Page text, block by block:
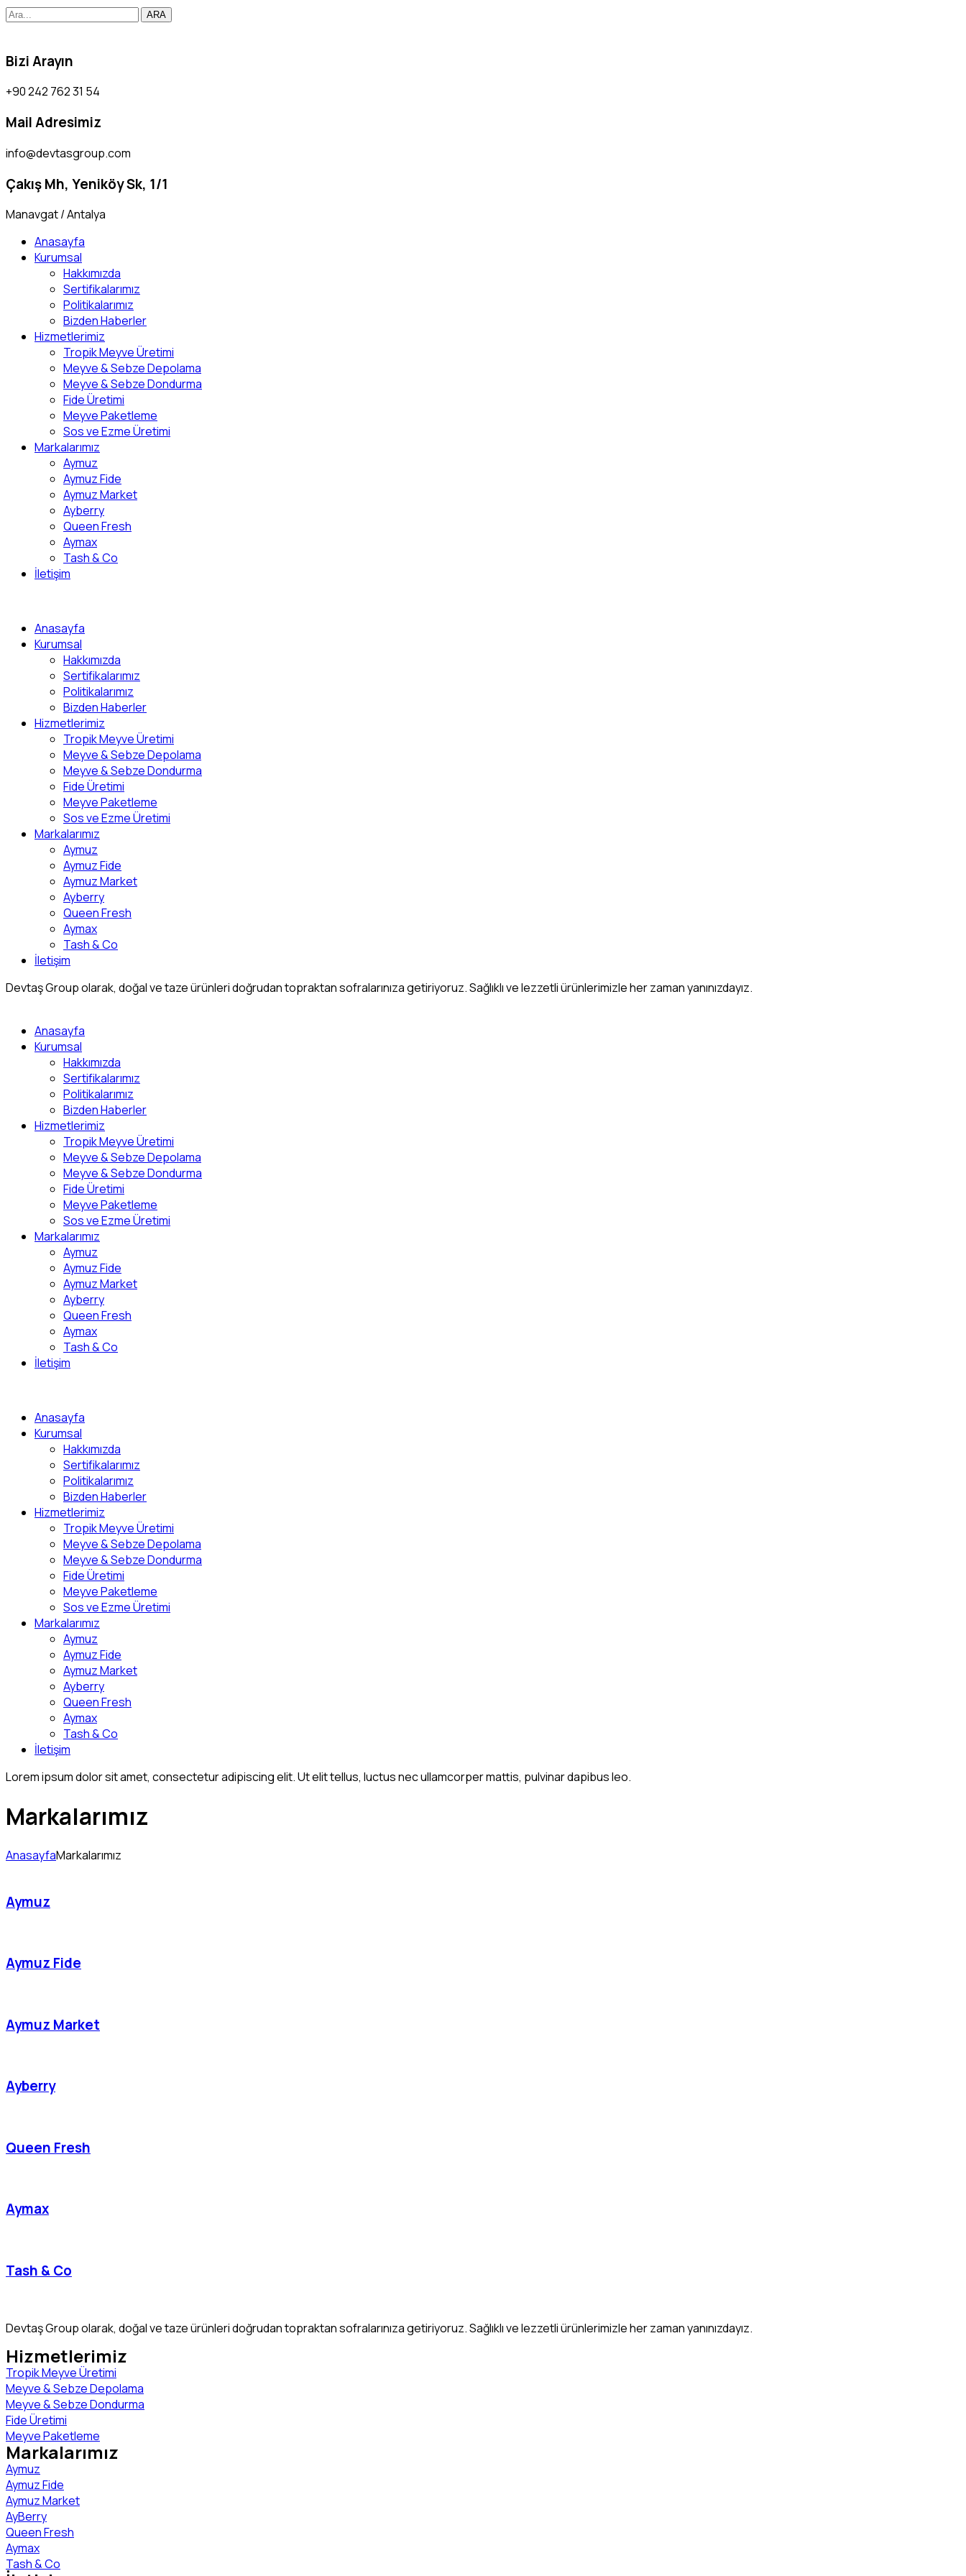
ARA
Bizi Arayın
+90 242 762 31 54
Mail Adresimiz
info@devtasgroup.com
Çakış Mh, Yeniköy Sk, 1/1
Manavgat / Antalya
Anasayfa
Kurumsal
Hakkımızda
Sertifikalarımız
Politikalarımız
Bizden Haberler
Hizmetlerimiz
Tropik Meyve Üretimi
Meyve & Sebze Depolama
Meyve & Sebze Dondurma
Fide Üretimi
Meyve Paketleme
Sos ve Ezme Üretimi
Markalarımız
Aymuz
Aymuz Fide
Aymuz Market
Ayberry
Queen Fresh
Aymax
Tash & Co
İletişim
Anasayfa
Kurumsal
Hakkımızda
Sertifikalarımız
Politikalarımız
Bizden Haberler
Hizmetlerimiz
Tropik Meyve Üretimi
Meyve & Sebze Depolama
Meyve & Sebze Dondurma
Fide Üretimi
Meyve Paketleme
Sos ve Ezme Üretimi
Markalarımız
Aymuz
Aymuz Fide
Aymuz Market
Ayberry
Queen Fresh
Aymax
Tash & Co
İletişim
Devtaş Group olarak, doğal ve taze ürünleri doğrudan topraktan sofralarınıza getiriyoruz. Sağlıklı ve lezzetli ürünlerimizle her zaman yanınızdayız.
Anasayfa
Kurumsal
Hakkımızda
Sertifikalarımız
Politikalarımız
Bizden Haberler
Hizmetlerimiz
Tropik Meyve Üretimi
Meyve & Sebze Depolama
Meyve & Sebze Dondurma
Fide Üretimi
Meyve Paketleme
Sos ve Ezme Üretimi
Markalarımız
Aymuz
Aymuz Fide
Aymuz Market
Ayberry
Queen Fresh
Aymax
Tash & Co
İletişim
Anasayfa
Kurumsal
Hakkımızda
Sertifikalarımız
Politikalarımız
Bizden Haberler
Hizmetlerimiz
Tropik Meyve Üretimi
Meyve & Sebze Depolama
Meyve & Sebze Dondurma
Fide Üretimi
Meyve Paketleme
Sos ve Ezme Üretimi
Markalarımız
Aymuz
Aymuz Fide
Aymuz Market
Ayberry
Queen Fresh
Aymax
Tash & Co
İletişim
Lorem ipsum dolor sit amet, consectetur adipiscing elit. Ut elit tellus, luctus nec ullamcorper mattis, pulvinar dapibus leo.
Markalarımız
AnasayfaMarkalarımız
Aymuz
Aymuz Fide
Aymuz Market
Ayberry
Queen Fresh
Aymax
Tash & Co
Devtaş Group olarak, doğal ve taze ürünleri doğrudan topraktan sofralarınıza getiriyoruz. Sağlıklı ve lezzetli ürünlerimizle her zaman yanınızdayız.
Hizmetlerimiz
Tropik Meyve Üretimi
Meyve & Sebze Depolama
Meyve & Sebze Dondurma
Fide Üretimi
Meyve Paketleme
Markalarımız
Aymuz
Aymuz Fide
Aymuz Market
AyBerry
Queen Fresh
Aymax
Tash & Co